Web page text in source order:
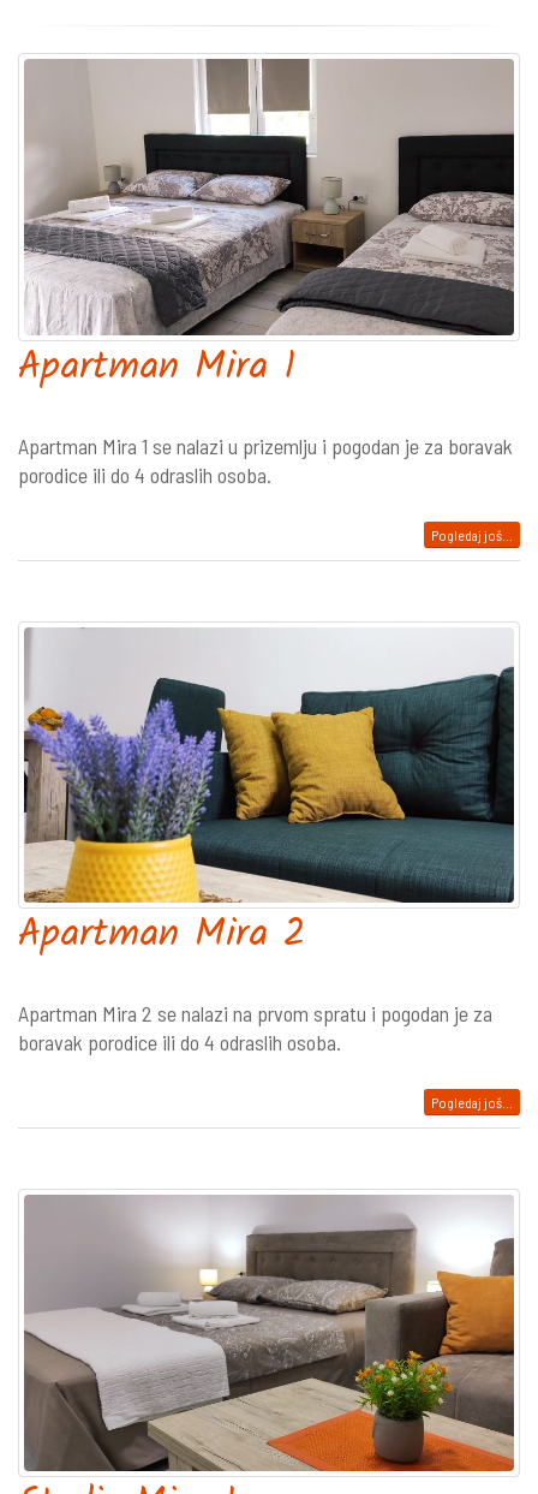
Apartman Mira 1
Apartman Mira 1 se nalazi u prizemlju i pogodan je za boravak
porodice ili do 4 odraslih osoba.
Pogledaj još...
Apartman Mira 2
Apartman Mira 2 se nalazi na prvom spratu i pogodan je za
boravak porodice ili do 4 odraslih osoba.
Pogledaj još...